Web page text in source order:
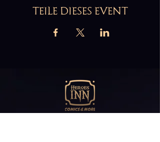
TEILE DIESES EVENT